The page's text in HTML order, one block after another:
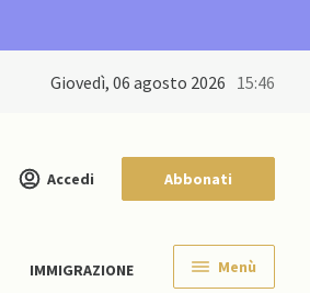
giovedì, 06 agosto 2026 15:46
Accedi Abbonati
IMMIGRAZIONE Menù